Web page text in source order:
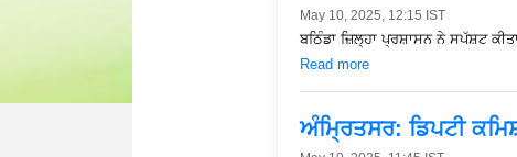
May 10, 2025, 12:15 IST
ਬਠਿੰਡਾ ਜ਼ਿਲ੍ਹਾ ਪ੍ਰਸ਼ਾਸਨ ਨੇ ਸਪੱਸ਼ਟ
Read more
ਅੰਮ੍ਰਿਤਸਰ: ਡਿਪਟੀ